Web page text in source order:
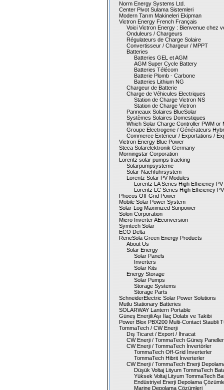
Norm Energy Systems Ltd.
Center Pivot Sulama Sistemleri
Modern Tarım Makineleri Ekipman
Victron Energy French Français
Voici Victron Energy : Bienvenue chez
Onduleurs / Chargeurs
Régulateurs de Charge Solaire
Convertisseur / Chargeur / MPPT
Batteries
Batteries GEL et AGM
AGM Super Cycle Battery
Batteries Télécom
Batterie Plomb - Carbone
Batteries Lithium NG
Chargeur de Batterie
Charge de Véhicules Electriques
Station de Charge Victron NS
Station de Charge Victron
Panneaux Solaires BlueSolar
Systèmes Solaires Domestiques
Which Solar Charge Controller PWM or
Groupe Electrogene / Générateurs
Commerce Extérieur / Exportations /
Victron Energy Blue Power
Steca Solarelektronik Germany
Morningstar Corporation
Lorentz solar pumps tracking
Solarpumpsysteme
Solar-Nachführsystem
Lorentz Solar PV Modules
Lorentz LA Series High Efficiency PV
Lorentz LC Series High Efficiency
Phocos Off-Grid Power
Mobile Solar Power System
Solar-Log Maximized Sunpower
Solon Corporation
Micro Inverter AEconversion
Symtech Solar
ECO Delta
ReneSola Green Energy Products
About Us
Solar Energy
Solar Panels
Inverters
Solar Kits
Energy Storage
Solar Pumps
Storage Systems
Storage Parts
SchneiderElectric Solar Power Solutions
Mutlu Stationary Batteries
SOLARWAY Lantern Portable
Güneş Enerjili Aşı İlaç Dolabı ve Takibi
Power Blox PBX200 Multi-Contact Staubli
TommaTech / CW Enerji
Dış Ticaret / Export / İhracat
CW Enerji / TommaTech Güneş
CW Enerji / TommaTech İnvertörler
TommaTech Off-Grid İnverterler
TommaTech Hibrit İnverterler
CW Enerji / TommaTech Enerji
Düşük Voltaj Lityum TommaTech
Yüksek Voltaj Lityum TommaTech
Endüstriyel Enerji Depolama
Marine Depolama Çözümleri